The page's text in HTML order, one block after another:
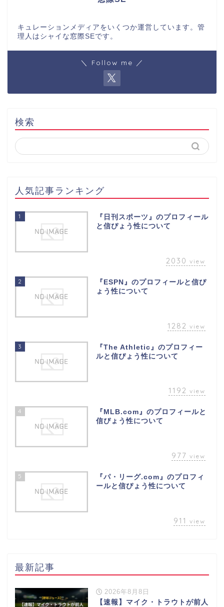
キュレーションメディアをいくつか運営しています。管
理人はシャイな窓際SEです。
＼ Follow me ／
検索
人気記事ランキング
1
『日刊スポーツ』のプロフィール
と信ぴょう性について
2030 view
2
『ESPN』のプロフィールと信ぴ
ょう性について
1282 view
3
『The Athletic』のプロフィー
ルと信ぴょう性について
1192 view
4
『MLB.com』のプロフィールと
信ぴょう性について
977 view
5
『パ・リーグ.com』のプロフィ
ールと信ぴょう性について
911 view
最新記事
2026年8月8日
【速報】マイク・トラウトが前人